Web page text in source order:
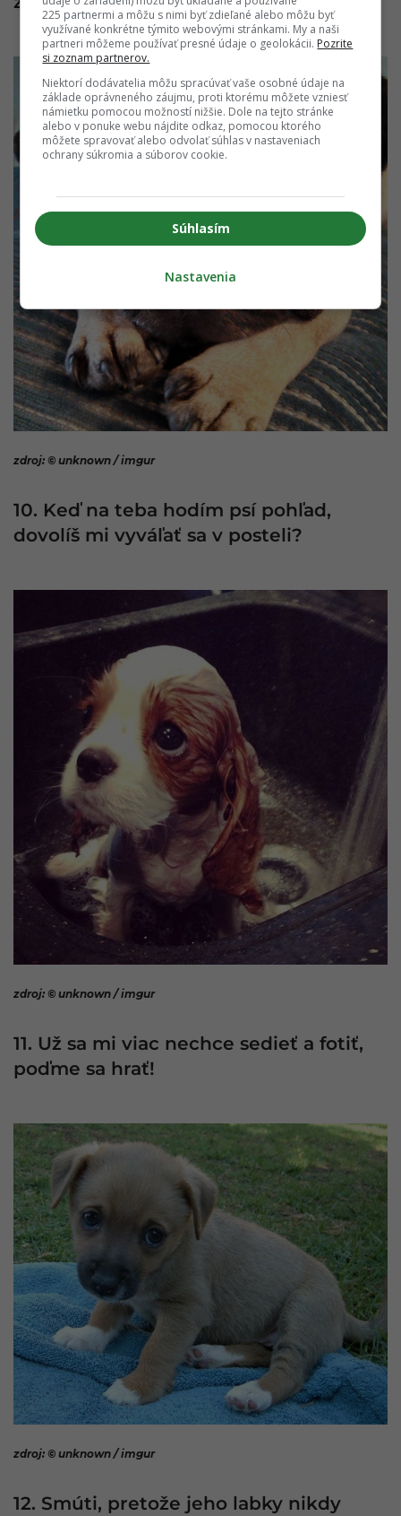
zdroj: © unknown / imgur
10. Keď na teba hodím psí pohľad,
dovolíš mi vyváľať sa v posteli?
zdroj: © unknown / imgur
11. Už sa mi viac nechce sedieť a fotiť,
poďme sa hrať!
zdroj: © unknown / imgur
12. Smúti, pretože jeho labky nikdy
225 partnermi a môžu s nimi byť zdieľané alebo môžu byť
využívané konkrétne týmito webovými stránkami. My a naši
partneri môžeme používať presné údaje o geolokácii. Pozrite
si zoznam partnerov.
Niektorí dodávatelia môžu spracúvať vaše osobné údaje na
základe oprávneného záujmu, proti ktorému môžete vzniesť
námietku pomocou možností nižšie. Dole na tejto stránke
alebo v ponuke webu nájdite odkaz, pomocou ktorého
môžete spravovať alebo odvolať súhlas v nastaveniach
ochrany súkromia a súborov cookie.
Súhlasím
Nastavenia